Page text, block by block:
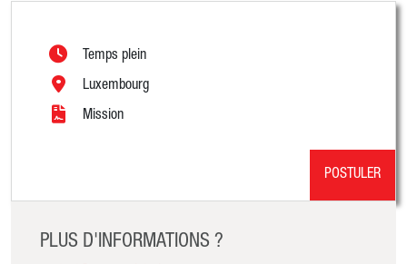
Temps plein
Luxembourg
Mission
POSTULER
PLUS D'INFORMATIONS ?